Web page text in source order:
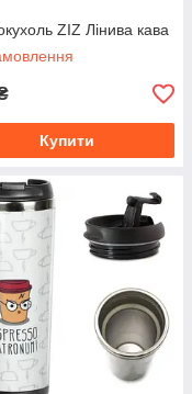
ZIZ Лінива кава
Купити